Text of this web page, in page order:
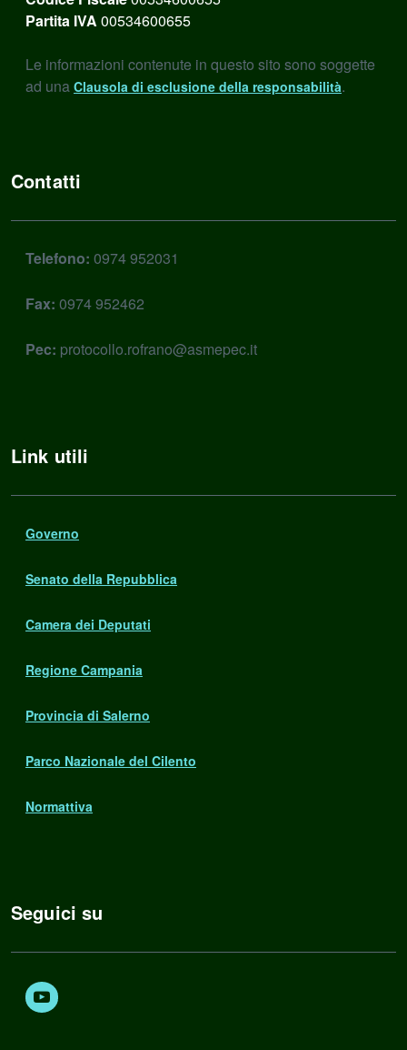
Partita IVA 00534600655
Le informazioni contenute in questo sito sono soggette
ad una Clausola di esclusione della responsabilità.
Contatti
Telefono: 0974 952031
Fax: 0974 952462
Pec: protocollo.rofrano@asmepec.it
Link utili
Governo
Senato della Repubblica
Camera dei Deputati
Regione Campania
Provincia di Salerno
Parco Nazionale del Cilento
Normattiva
Seguici su